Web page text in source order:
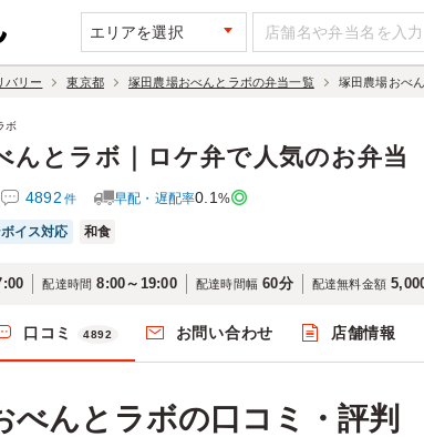
エリアを選択
バリー 東京都 塚田農場おべんとラボの弁当一覧 塚田農場おべ
んとラボ｜ロケ弁で人気のお弁当
ボ
4892 件 早配・遅配率0.1 %
イス対応 和食
配達時間 8:00～19:00 配達時間幅 60分 配達無料金額
口コミ 4892 お問い合わせ 店舗情報
べんとラボの口コミ・評判